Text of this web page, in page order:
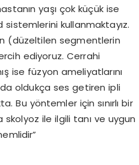
yaşı çok küçük ise
kullanmaktayız.
(düzeltilen segmentlerin
ediyoruz. Cerrahi
ise füzyon ameliyatlarını
oldukça ses getiren ipli
Bu yöntemler için sınırlı bir
ile ilgili tanı ve uygun